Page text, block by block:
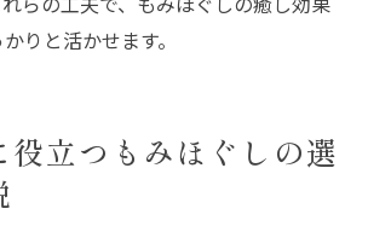
りと活かせます。
役立つもみほぐしの選